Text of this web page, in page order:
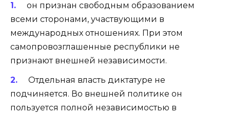
он признан свободным образованием
всеми сторонами, участвующими в
международных отношениях. При этом
самопровозглашенные республики не
признают внешней независимости.
Отдельная власть диктатуре не
подчиняется. Во внешней политике он
пользуется полной независимостью в